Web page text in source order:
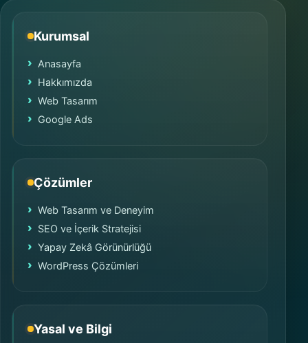
Kurumsal
Anasayfa
Hakkımızda
Web Tasarım
Google Ads
Çözümler
Web Tasarım ve Deneyim
SEO ve İçerik Stratejisi
Yapay Zekâ Görünürlüğü
WordPress Çözümleri
Yasal ve Bilgi